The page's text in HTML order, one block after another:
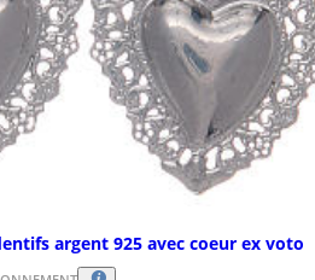
argent 925 avec coeur ex voto